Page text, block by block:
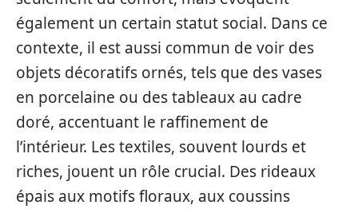
également un certain statut social. Dans ce
contexte, il est aussi commun de voir des
objets décoratifs ornés, tels que des vases
en porcelaine ou des tableaux au cadre
doré, accentuant le raffinement de
l’intérieur. Les textiles, souvent lourds et
riches, jouent un rôle crucial. Des rideaux
épais aux motifs floraux, aux coussins